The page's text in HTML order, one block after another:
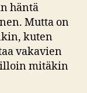
häntä
Mutta on
kuten
vakavien
mitäkin